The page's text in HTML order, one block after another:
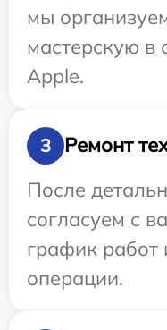
мы
мастерскую в
Apple.
3
Ремонт
После
согласуем с
график работ
операции.